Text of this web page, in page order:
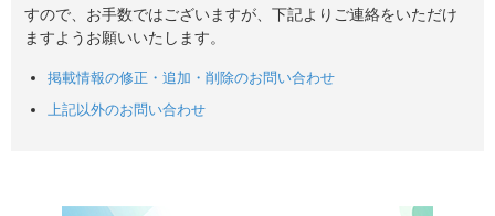
すので、お手数ではございますが、下記よりご連絡をいただけ
ますようお願いいたします。
掲載情報の修正・追加・削除のお問い合わせ
上記以外のお問い合わせ